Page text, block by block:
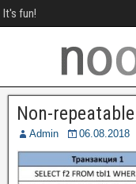
It's fun!
Non-
Admin 06.08.2018